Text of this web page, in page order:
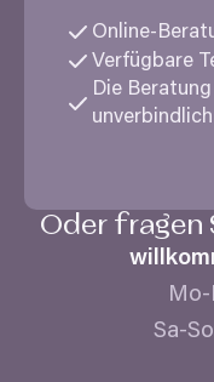
Online-
Verfügbare
Die
unverbindlich
Oder fragen
Sa-